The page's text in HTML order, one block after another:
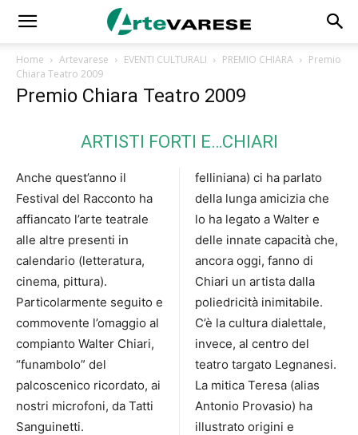
Home Artevarese EVENTI CULTURALI PREMIO CHIARA
Premio
Chiara Teatro 2009
Premio Chiara Teatro 2009
ARTISTI FORTI E…CHIARI
Anche quest’anno il
Festival del Racconto ha
affiancato l’arte teatrale
alle altre presenti in
calendario (letteratura,
cinema, pittura).
Particolarmente seguito e
commovente l’omaggio al
compianto Walter Chiari,
“funambolo” del
palcoscenico ricordato, ai
nostri microfoni, da Tatti
Sanguinetti.
felliniana) ci ha parlato
della lunga amicizia che
lo ha legato a Walter e
delle innate capacità che,
ancora oggi, fanno di
Chiari un artista dalla
poliedricità inimitabile.
C’è la cultura dialettale,
invece, al centro del
teatro targato Legnanesi.
La mitica Teresa (alias
Antonio Provasio) ha
illustrato origini e